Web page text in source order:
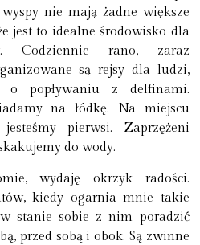
nie mają żadne większe
jest to idealne środowisko dla
Codziennie rano, zaraz
są rejsy dla ludzi,
popływaniu z delfinami.
na łódkę. Na miejscu
pierwsi. Zaprzężeni
do wody.
wydaję okrzyk radości.
kiedy ogarnia mnie takie
stanie sobie z nim poradzić
przed sobą i obok. Są zwinne